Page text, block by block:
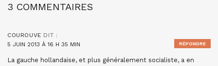
3 COMMENTAIRES
COUROUVE DIT :
5 JUIN 2013 À 16 H 35 MIN
La gauche hollandaise, et plus généralement socialiste, a en
RÉPONDRE